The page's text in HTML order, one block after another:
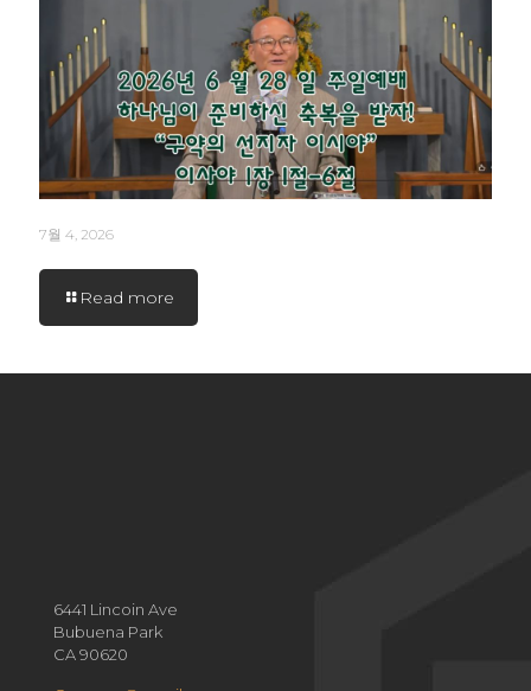
7월 4, 2026
Read more
6441 Lincoin Ave
Bubuena Park
CA 90620